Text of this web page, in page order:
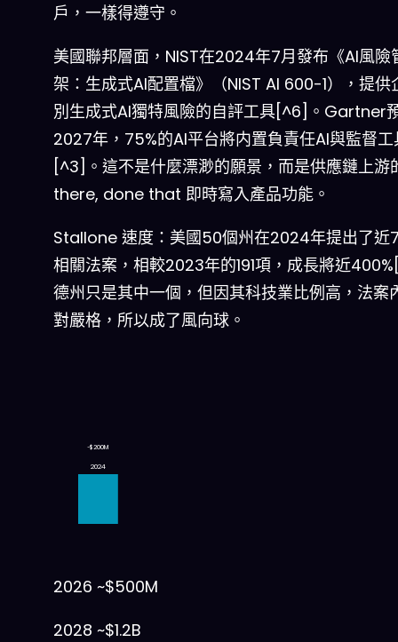
戶，一樣得遵守。
美國聯邦層面，NIST在2024年7月發布《AI風險
架：生成式AI配置檔》（NIST AI 600-1），提供
別生成式AI獨特風險的自評工具[^6]。Gartner
2027年，75%的AI平台將内置負責任AI與監督工
[^3]。這不是什麼漂渺的願景，而是供應鏈上
there, done that 即時寫入產品功能。
Stallone 速度：美國50個州在2024年提出了近
相關法案，相較2023年的191項，成長將近
德州只是其中一個，但因其科技業比例高，法案
對嚴格，所以成了風向球。
2024
~$200M
2026 ~$500M
2028 ~$1.2B